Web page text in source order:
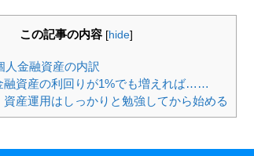
この記事の内容 [hide]
人金融資産の内訳
融資産の利回りが1%でも増えれば……
資産運用はしっかりと勉強してから始める